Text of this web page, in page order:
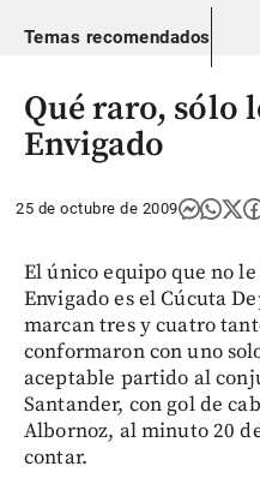
Temas recomendados
Qué raro, sólo
Envigado
25 de octubre de 2009
El único equipo que no
Envigado es el Cúcuta
marcan tres y cuatro
conformaron con uno
aceptable partido al
Santander, con gol de
Albornoz, al minuto 20
contar.